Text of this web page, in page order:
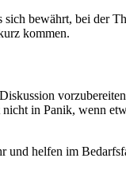
bewährt, bei der
kommen.
in Panik, wenn
und helfen im